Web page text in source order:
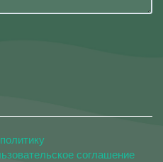
политику
соглашение